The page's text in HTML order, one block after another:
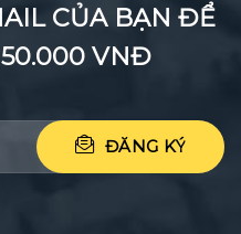
CỦA BẠN ĐỂ
VNĐ